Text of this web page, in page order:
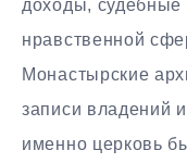
доходы,
нравственной
Монастырские
записи владений
именно церковь